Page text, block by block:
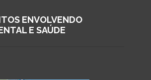
ENVOLVENDO
E SAÚDE